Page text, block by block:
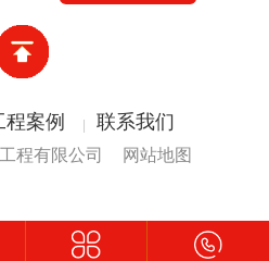
程案例 联系我们
程有限公司 网站地图